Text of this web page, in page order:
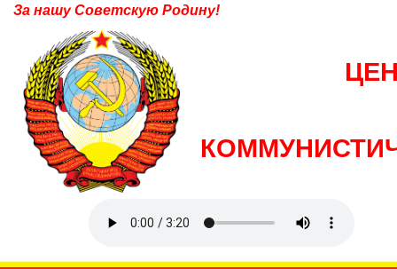
За нашу Советскую Родину!